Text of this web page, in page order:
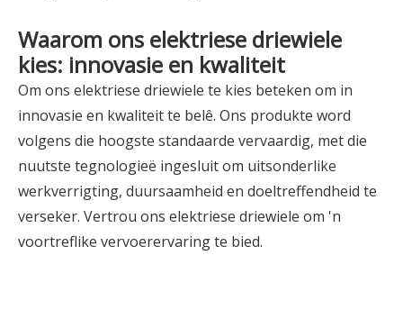
Waarom ons elektriese driewiele
kies: innovasie en kwaliteit
Om ons elektriese driewiele te kies beteken om in
innovasie en kwaliteit te belê. Ons produkte word
volgens die hoogste standaarde vervaardig, met die
nuutste tegnologieë ingesluit om uitsonderlike
werkverrigting, duursaamheid en doeltreffendheid te
verseker. Vertrou ons elektriese driewiele om 'n
voortreflike vervoerervaring te bied.